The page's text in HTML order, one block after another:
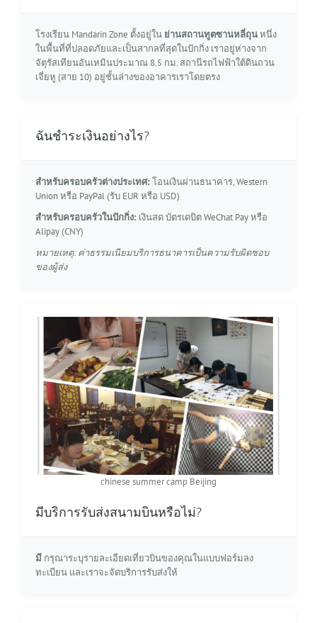
โรงเรียน Mandarin Zone ตั้งอยู่ใน ย่านสถานทูตซานหลี่ถุนหนึ่ง
ในพื้นที่ที่ปลอดภัยและเป็นสากลที่สุดในปักกิ่ง เราอยู่ห่างจาก
จัตุรัสเทียนอันเหมินประมาณ 8.5 กม. สถานีรถไฟฟ้าใต้ดินถวน
เจี่ยหู (สาย 10) อยู่ชั้นล่างของอาคารเราโดยตรง
ฉันชำระเงินอย่างไร?
สำหรับครอบครัวต่างประเทศ: โอนเงินผ่านธนาคาร, Western
Union หรือ PayPal (รับ EUR หรือ USD)
สำหรับครอบครัวในปักกิ่ง: เงินสด บัตรเดบิต WeChat Pay หรือ
Alipay (CNY)
หมายเหตุ: ค่าธรรมเนียมบริการธนาคารเป็นความรับผิดชอบ
ของผู้ส่ง
chinese summer camp Beijing
มีบริการรับส่งสนามบินหรือไม่?
มีกรุณาระบุรายละเอียดเที่ยวบินของคุณในแบบฟอร์มลง
ทะเบียน และเราจะจัดบริการรับส่งให้